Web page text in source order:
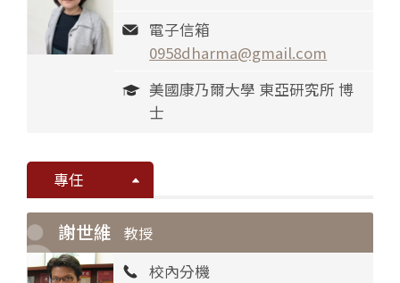
電子信箱
0958dharma@gmail.com
美國康乃爾大學 東亞研究所 博
士
專任
謝世維 教授
校內分機